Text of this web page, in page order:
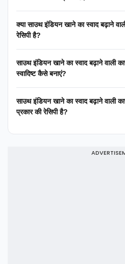
क्या साउथ इंडियन खाने का स्वाद बढ़ाने
रेसिपी है?
साउथ इंडियन खाने का स्वाद बढ़ाने वाली
स्वादिष्ट कैसे बनाएं?
साउथ इंडियन खाने का स्वाद बढ़ाने वाली
प्रकार की रेसिपी है?